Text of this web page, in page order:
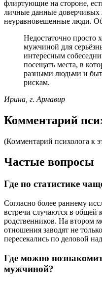
флиртующие на стороне,
личные данные
неуравновешенные люди.
Недостаточно просто
мужчиной для
интересным
посещать места, в
разными людьми и
рискам.
Ирина, г. Армавир
Комментарий
(Комментарий психолога к
Частые вопросы
Где по статистике
Согласно более раннему
встречи случаются в общей
родственников. На втором
отношения заводят не
пересекались по деловой
Где можно
мужчиной?